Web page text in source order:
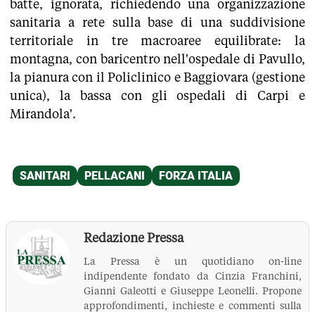
batte, ignorata, richiedendo una organizzazione
sanitaria a rete sulla base di una suddivisione
territoriale in tre macroaree equilibrate: la
montagna, con baricentro nell'ospedale di Pavullo,
la pianura con il Policlinico e Baggiovara (gestione
unica), la bassa con gli ospedali di Carpi e
Mirandola'.
Redazione Pressa
La Pressa è un quotidiano on-line
indipendente fondato da Cinzia Franchini,
Gianni Galeotti e Giuseppe Leonelli. Propone
approfondimenti, inchieste e commenti sulla